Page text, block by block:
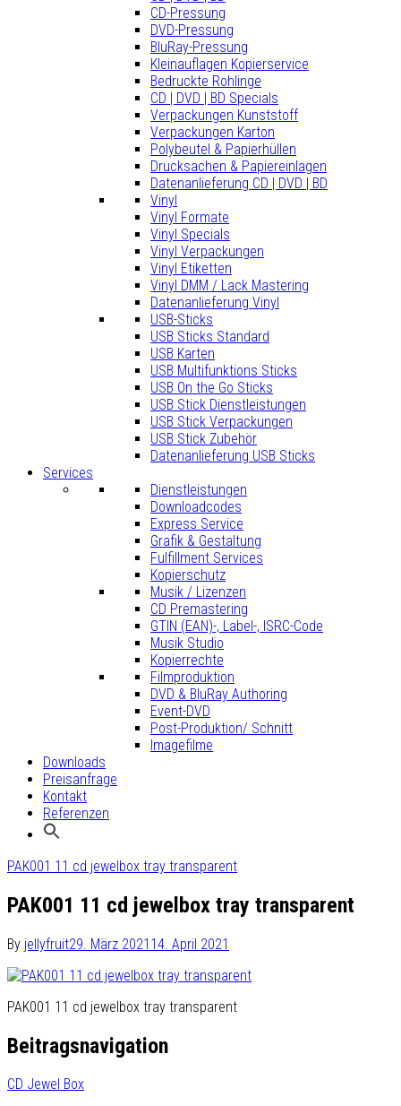
CD-Pressung
DVD-Pressung
BluRay-Pressung
Kleinauflagen Kopierservice
Bedruckte Rohlinge
CD | DVD | BD Specials
Verpackungen Kunststoff
Verpackungen Karton
Polybeutel & Papierhüllen
Drucksachen & Papiereinlagen
Datenanlieferung CD | DVD | BD
Vinyl
Vinyl Formate
Vinyl Specials
Vinyl Verpackungen
Vinyl Etiketten
Vinyl DMM / Lack Mastering
Datenanlieferung Vinyl
USB-Sticks
USB Sticks Standard
USB Karten
USB Multifunktions Sticks
USB On the Go Sticks
USB Stick Dienstleistungen
USB Stick Verpackungen
USB Stick Zubehör
Datenanlieferung USB Sticks
Services
Dienstleistungen
Downloadcodes
Express Service
Grafik & Gestaltung
Fulfillment Services
Kopierschutz
Musik / Lizenzen
CD Premastering
GTIN (EAN)-, Label-, ISRC-Code
Musik Studio
Kopierrechte
Filmproduktion
DVD & BluRay Authoring
Event-DVD
Post-Produktion/ Schnitt
Imagefilme
Downloads
Preisanfrage
Kontakt
Referenzen
PAK001 11 cd jewelbox tray transparent
PAK001 11 cd jewelbox tray transparent
By jellyfruit29. März 2021 14. April 2021
PAK001 11 cd jewelbox tray transparent
Beitragsnavigation
CD Jewel Box